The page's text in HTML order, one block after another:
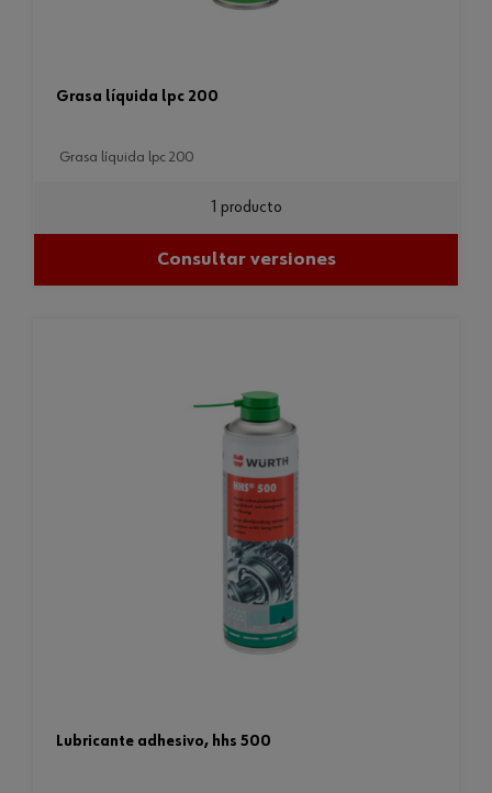
grasa líquida lpc 200
grasa líquida lpc 200
1 producto
Consultar versiones
lubricante adhesivo, hhs 500